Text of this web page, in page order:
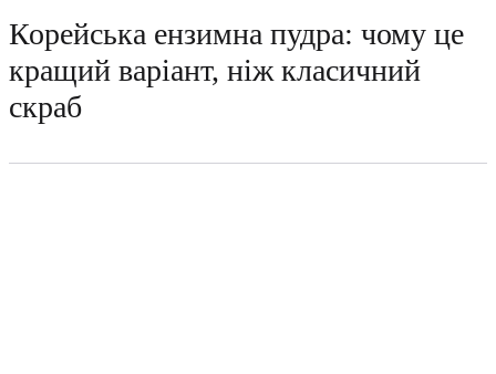
Корейська ензимна пудра: чому це
кращий варіант, ніж класичний
скраб